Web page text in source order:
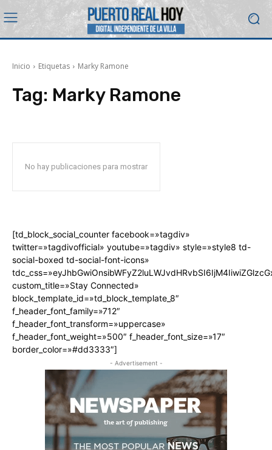
Inicio Etiquetas Marky Ramone
Tag: Marky Ramone
No hay publicaciones para mostrar
[td_block_social_counter facebook=»tagdiv»
twitter=»tagdivofficial» youtube=»tagdiv» style=»style8 td-
social-boxed td-social-font-icons»
custom_title=»Stay Connected»
block_template_id=»td_block_template_8″
f_header_font_family=»712″
f_header_font_transform=»uppercase»
f_header_font_weight=»500″ f_header_font_size=»17″
border_color=»#dd3333″]
- Advertisement -